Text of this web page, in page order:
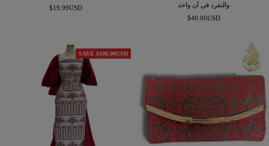
والتفرد في آن واحد
السعر
$40.00USD
السعر
$19.99USD
SAVE $100.00USD